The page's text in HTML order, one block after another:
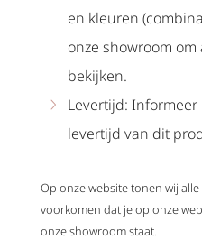
en kleuren
onze showroom
bekijken.
Levertijd:
levertijd van dit
Op onze website tonen wij
voorkomen dat je op onze
onze showroom staat.